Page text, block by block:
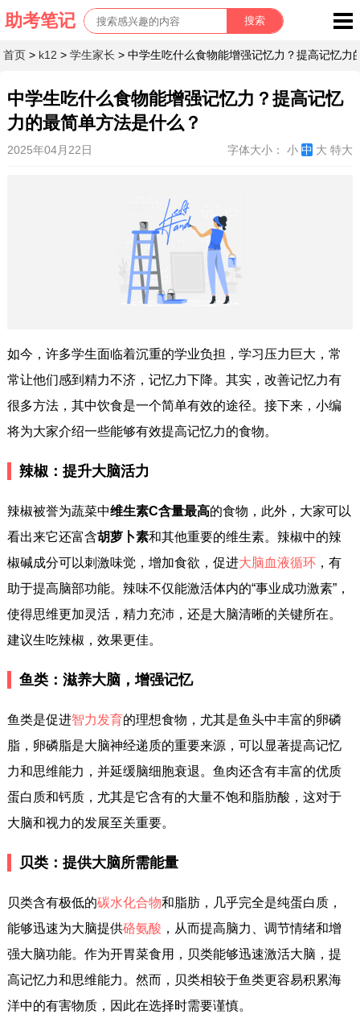
首页 > k12 >学生家长 > 中学生吃什么食物能增强记忆力？提高记忆
中学生吃什么食物能增强记忆力？提高记忆
力的最简单方法是什么？
2025年04月22日 字体大小：小 中 大 特大
如今，许多学生面临着沉重的学业负担，学习压力巨大，常
常让他们感到精力不济，记忆力下降。其实，改善记忆力有
很多方法，其中饮食是一个简单有效的途径。接下来，小编
将为大家介绍一些能够有效提高记忆力的食物。
辣椒：提升大脑活力
辣椒被誉为蔬菜中维生素C含量最高的食物，此外，大家可以
看出来它还富含胡萝卜素和其他重要的维生素。辣椒中的辣
椒碱成分可以刺激味觉，增加食欲，促进大脑血液循环，有
助于提高脑部功能。辣味不仅能激活体内的“事业成功激素”，
使得思维更加灵活，精力充沛，还是大脑清晰的关键所在。
建议生吃辣椒，效果更佳。
鱼类：滋养大脑，增强记忆
鱼类是促进智力发育的理想食物，尤其是鱼头中丰富的卵磷
脂，卵磷脂是大脑神经递质的重要来源，可以显著提高记忆
力和思维能力，并延缓脑细胞衰退。鱼肉还含有丰富的优质
蛋白质和钙质，尤其是它含有的大量不饱和脂肪酸，这对于
大脑和视力的发展至关重要。
贝类：提供大脑所需能量
贝类含有极低的碳水化合物和脂肪，几乎完全是纯蛋白质，
能够迅速为大脑提供硌氨酸 ，从而提高脑力、调节情绪和增
强大脑功能。作为开胃菜食用，贝类能够迅速激活大脑，提
高记忆力和思维能力。然而，贝类相较于鱼类更容易积累海
洋中的有害物质，因此在选择时需要谨慎。